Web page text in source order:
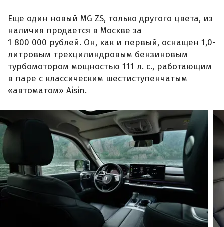
Еще один новый MG ZS, только другого цвета, из
наличия продается в Москве за
1 800 000 рублей. Он, как и первый, оснащен 1,0-
литровым трехцилиндровым бензиновым
турбомотором мощностью 111 л. с., работающим
в паре с классическим шестиступенчатым
«автоматом» Aisin.